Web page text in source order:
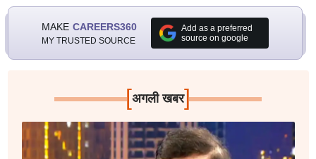
MAKE CAREERS360
MY TRUSTED SOURCE
Add as a preferred
source on google
[अगली खबर]